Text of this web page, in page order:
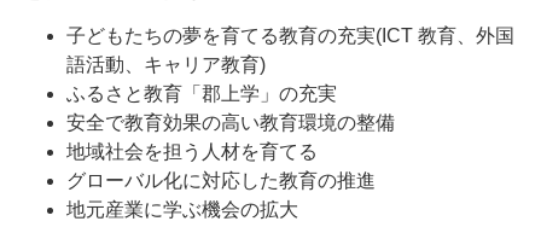
子どもたちの夢を育てる教育の充実(ICT 教育、外国
語活動、キャリア教育)
ふるさと教育「郡上学」の充実
安全で教育効果の高い教育環境の整備
地域社会を担う人材を育てる
グローバル化に対応した教育の推進
地元産業に学ぶ機会の拡大